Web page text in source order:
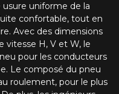
uniforme de la
confortable, tout en
Avec des dimensions
vitesse H, V et W, le
pour les conducteurs
Le composé du pneu
roulement, pour le plus